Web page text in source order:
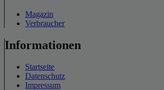
Magazin
Verbraucher
Informationen
Startseite
Datenschutz
Impressum